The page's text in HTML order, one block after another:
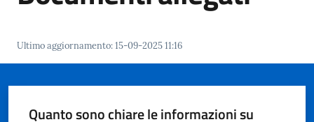
Vibo
Valentia
Ultimo aggiornamento:15-09-2025 11:16
Quanto sono chiare le informazioni su